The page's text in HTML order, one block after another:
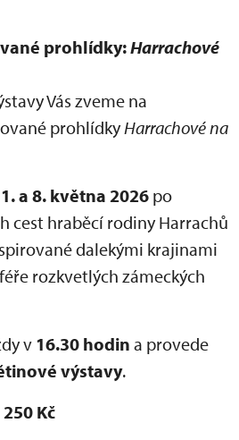
prohlídky:Harrachové
Vás zveme na
prohlídky Harrachové na
1. a 8. května 2026 po
cest hraběcí rodiny Harrachů
dalekými krajinami
rozkvetlých zámeckých
v 16.30 hodin a provede
výstavy.
Kč